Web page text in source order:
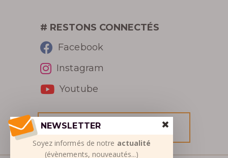
RÉSERVER
# RESTONS CONNECTÉS
Facebook
Instagram
Youtube
NEWSLETTER
Soyez informés de notre actualité
(évènements, nouveautés...)